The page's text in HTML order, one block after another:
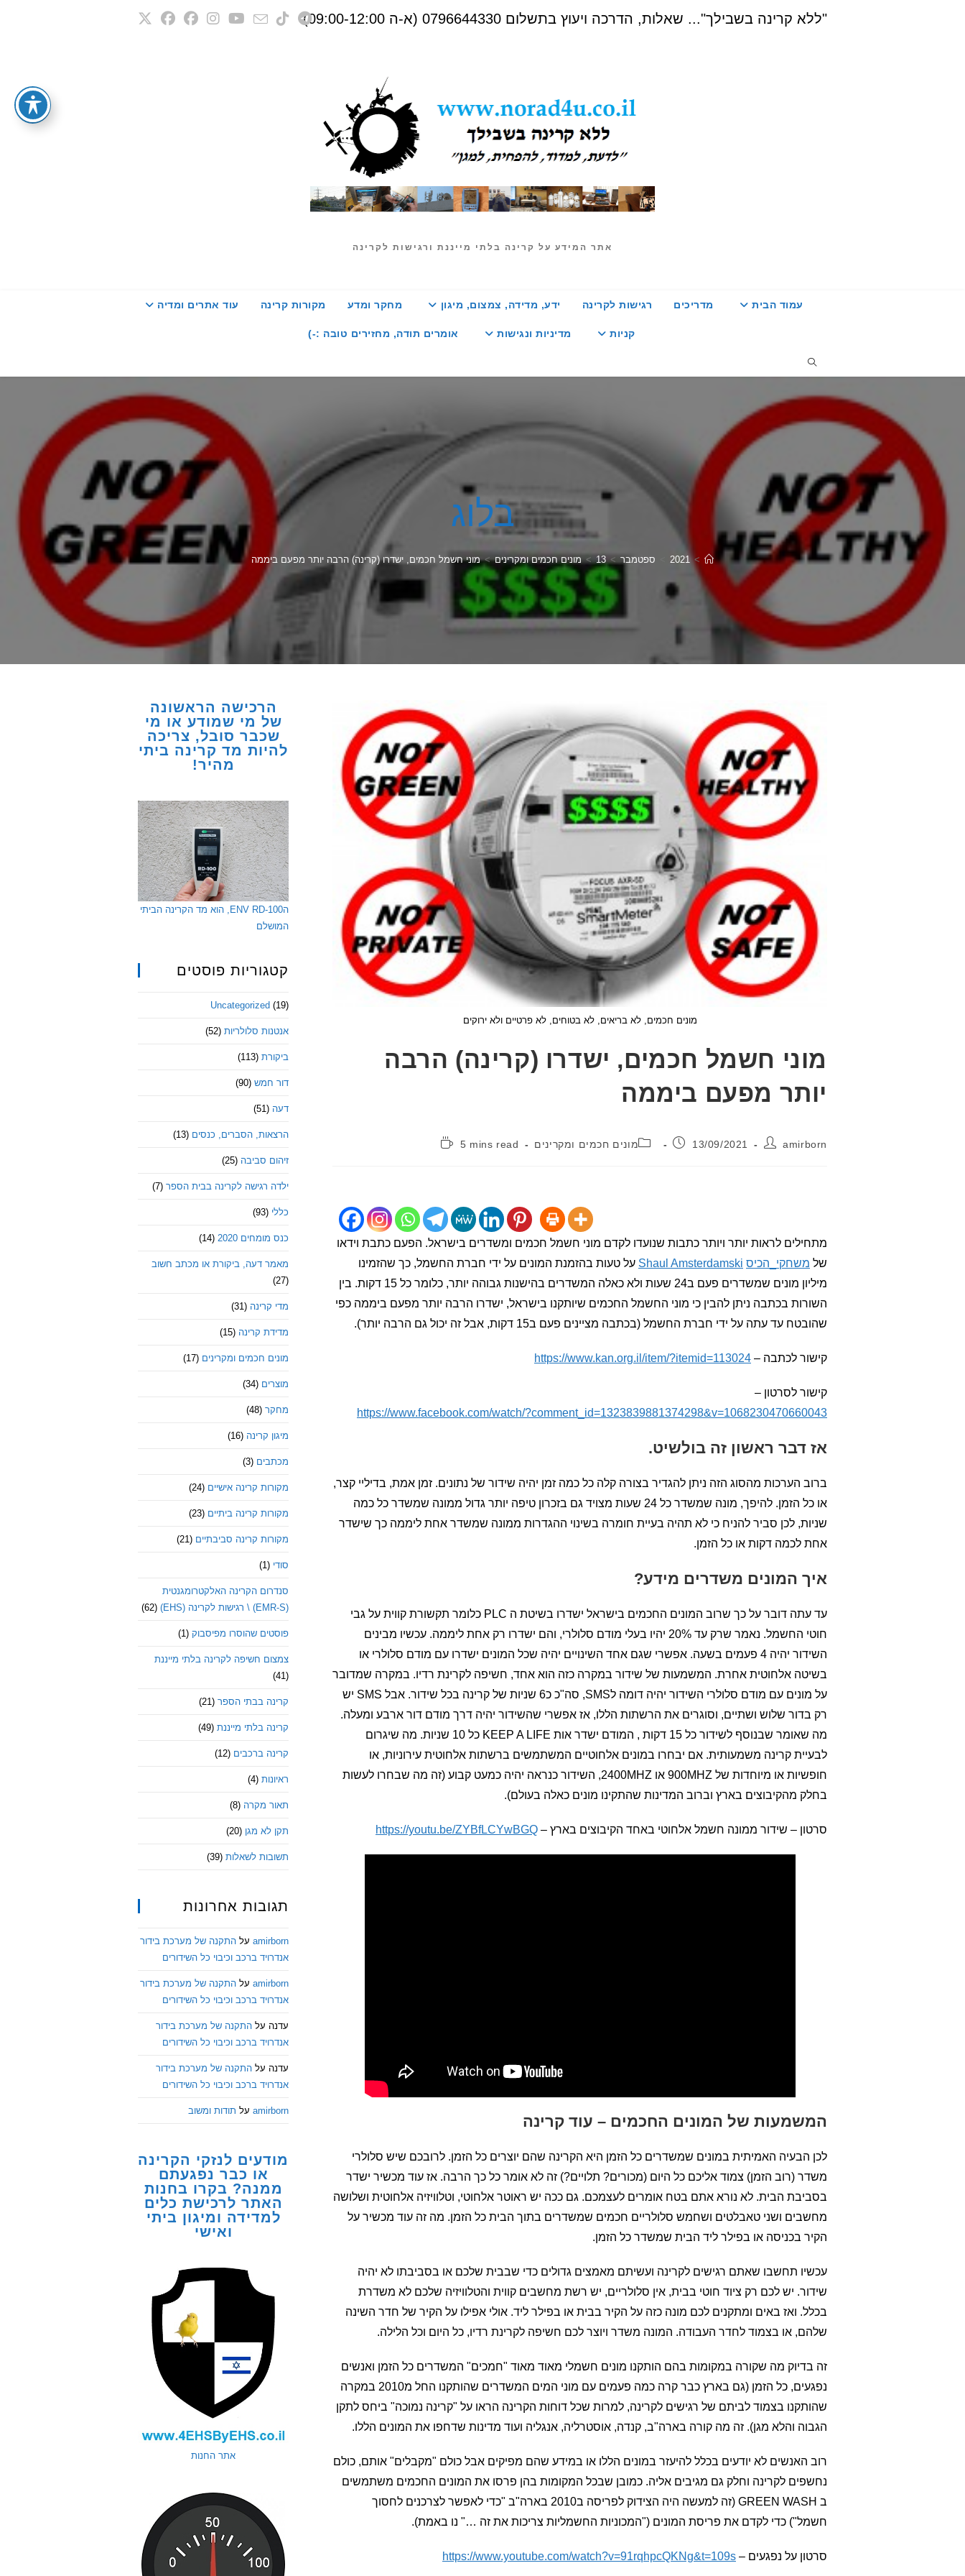
"ללא קרינה בשבילך"... שאלות, הדרכה ויעוץ בתשלום 0796644330 (א-ה 09:00-12:00)
אתר המידע על קרינה בלתי מייננת ורגישות לקרינה
עמוד הבית מדריכים רגישות לקרינה ידע, מדידה, צמצום, מיגון מחקר ומדע מקורות קרינה עוד אתרים ומדיה
קניות מדיניות ונגישות אומרים תודה, מחזירים טובה :-)
בלוג
>
2021 ספטמבר >
13
> מונים חכמים ומקרינים > מוני חשמל חכמים, ישדרו (קרינה) הרבה יותר מפעם ביממה
מונים חכמים, לא בריאים, לא בטוחים, לא פרטיים ולא ירוקים
מוני חשמל חכמים, ישדרו (קרינה) הרבה
יותר מפעם ביממה
מחבר:
amirborn פורסם:
13/09/2021 קטגוריה:
מונים חכמים ומקרינים
זמן
5 mins read
מתחילים לראות יותר ויותר כתבות שנועדו לקדם מוני חשמל חכמים ומשדרים בישראל. הפעם כתבת וידאו
של משחקי_הכיס Shaul Amsterdamski על טעות בהזמנת המונים על ידי חברת החשמל, כך שהזמינו
מיליון מונים שמשדרים פעם ב24 שעות ולא כאלה המשדרים בהישנות גבוהה יותר, כלומר כל 15 דקות. בין
השורות בכתבה ניתן להבין כי מוני החשמל החכמים שיותקנו בישראל, ישדרו הרבה יותר מפעם ביממה כפי
שהובטח עד עתה על ידי חברת החשמל (בכתבה מציינים פעם ב15 דקות, אבל זה יכול גם הרבה יותר).
קישור לכתבה – https://www.kan.org.il/item/?itemid=113024
קישור לסרטון –
https://www.facebook.com/watch/?comment_id=1323839881374298&v=1068230470660043
אז דבר ראשון זה בולשיט.
ברוב הערכות מהסוג הזה ניתן להגדיר בצורה קלה כל כמה זמן יהיה שידור של נתונים. זמן אמת, בדיליי קצר,
או כל הזמן. להיפך, מונה שמשדר כל 24 שעות מצויד גם בזכרון טיפה יותר גדול ממונה שמשדר כל כמה
שניות, לכן סביר להניח כי לא תהיה בעיית חומרה בשינוי ההגדרות ממונה שמשדר אחת ליממה כך שישדר
אחת לכמה דקות או כל הזמן.
איך המונים משדרים מידע?
עד עתה דובר על כך שרוב המונים החכמים בישראל ישדרו בשיטת ה PLC כלומר תקשורת קווית על גבי
חוטי החשמל. נאמר שרק עד 20% יהיו בעלי מודם סלולרי, והם ישדרו רק אחת ליממה. עכשיו מבינים
השידור יהיה 4 פעמים בשעה. אפשרי שגם אחד השינויים יהיה שכל המונים ישדרו עם מודם סלולרי או
בשיטה אלחוטית אחרת. המשמעות של שידור במקרה כזה הוא אחד, חשיפה לקרינת רדיו. במקרה שמדובר
על מונים עם מודם סלולרי השידור יהיה דומה לSMS, סה"כ כ6 שניות של קרינה בכל שידור. אבל SMS יש
רק בדור שלוש ושתיים, וסוגרים את הרשתות הללו, אז אפשרי שהשידור יהיה דרך מודם דור ארבע ומעלה.
מה שאומר שבנוסף לשידור כל 15 דקות , המודם ישדר אות KEEP A LIFE כל 10 שניות. מה שיגרום
לבעיית קרינה משמעותית. אם יבחרו במונים אלחוטיים המשתמשים ברשתות אלחוטית עירוניות, או
חופשיות או מיוחדות של 900MHZ או 2400MHZ, השידור כנראה יהיה כמעט קבוע (זה מה שבחרו לעשות
בחלק מהקיבוצים בארץ וברוב המדינות שהתקינו מונים כאלה בעולם).
סרטון – שידור ממונה חשמל אלחוטי באחד הקיבוצים בארץ – https://youtu.be/ZYBfLCYwBGQ
המשמעות של המונים החכמים – עוד קרינה
לכן הבעיה האמיתית במונים שמשדרים כל הזמן היא הקרינה שהם יוצרים כל הזמן. לרובכם שיש סלולרי
משדר (רוב הזמן) צמוד אליכם כל היום (מכורים? תלויים?) זה לא אומר כל כך הרבה. אז עוד מכשיר ישדר
בסביבת הבית. לא נורא אתם בטח אומרים לעצמכם. גם ככה יש ראוטר אלחוטי, וטלוויזיה אלחוטית ושלושה
מחשבים ושני טאבלטים ושחמש סלולריים חכמים שמשדרים בתוך הבית כל הזמן. מה זה עוד מכשיר על
הקיר בכניסה או בפילר ליד הבית שמשדר כל הזמן.
עכשיו תחשבו שאתם רגישים לקרינה ועשיתם מאמצים גדולים כדי שבבית שלכם או בסביבתו לא יהיה
שידור. יש לכם רק ציוד חוטי בבית, אין סלולריים, יש רשת מחשבים קווית והטלוויזיה שלכם לא משדרת
בכלל. ואז באים ומתקנים לכם מונה כזה על הקיר בבית או בפילר ליד. אולי אפילו על הקיר של חדר השינה
שלהם, או בצמוד לחדר העבודה. המונה משדר ויוצר לכם חשיפה לקרינת רדיו, כל היום וכל הלילה.
זה בדיוק מה שקורה במקומות בהם הותקנו מונים חשמלי מאוד מאוד "חמכים" המשדרים כל הזמן ואנשים
נפגעים, כל הזמן (גם בארץ כבר קרה כמה פעמים עם מוני המים המשדרים שהותקנו החל מ2010 במקרה
שהותקנו בצמוד לביתם של רגישים לקרינה, למרות שכל דוחות הקרינה הראו על "קרינה נמוכה" ביחס לתקן
הגבוה והלא מגן). זה מה קורה בארה"ב, קנדה, אוסטרליה, אנגליה ועוד מדינות שדחפו את המונים הללו.
רוב האנשים לא יודעים בכלל להיעזר במונים הללו או במידע שהם מפיקים אבל כולם "מקבלים" אותם, כולם
נחשפים לקרינה וחלק גם מגיבים אליה. כמובן שבכל המקומות בהן פרסו את המונים החכמים משתמשים
ב GREEN WASH (זה למעשה היה הצידוק לפריסה ב2010 בארה"ב "כדי לאפשר לצרכנים לחסוך
חשמל") כדי לקדם את פריסת המונים ("המכוניות החשמליות צריכות את זה …" נו באמת).
סרטון על נפגעים – https://www.youtube.com/watch?v=91rqhpcQKNg&t=109s
הרכישה הראשונה
של מי שמודע או מי
שכבר סובל, צריכה
להיות מד קרינה ביתי
מהיר!
הENV RD-100, הוא מד הקרינה הביתי
המושלם
קטגוריות פוסטים
Uncategorized (19)
אנטנות סלולריות (52)
ביקורת (113)
דור חמש (90)
דעה (51)
הרצאות, הסברים, כנסים (13)
זיהום סביבה (25)
ילדה רגישה לקרינה בבית הספר (7)
כללי (93)
כנס מומחים 2020 (14)
מאמר דעה, ביקורת או מכתב חשוב
(27)
מדי קרינה (31)
מדידת קרינה (15)
מונים חכמים ומקרינים (17)
מוצרים (34)
מחקר (48)
מיגון קרינה (16)
מכתבים (3)
מקורות קרינה אישיים (24)
מקורות קרינה ביתיים (23)
מקורות קרינה סביבתיים (21)
סודי (1)
סנדרום הקרינה האלקטרומגנטית
(EMR-S) \ רגישות לקרינה (EHS)
(62)
פוסטים שהוסרו מפיסבוק (1)
צמצום חשיפה לקרינה בלתי מייננת
(41)
קרינה בבתי הספר (21)
קרינה בלתי מייננת (49)
קרינה ברכבים (12)
ראיונות (4)
תאור מקרה (8)
תקן לא מגן (20)
תשובות לשאלות (39)
תגובות אחרונות
amirborn על התקנה של מערכת בידור
אנדרויד ברכב וכיבוי כל השידורים
amirborn על התקנה של מערכת בידור
אנדרויד ברכב וכיבוי כל השידורים
עדנה על התקנה של מערכת בידור
אנדרויד ברכב וכיבוי כל השידורים
עדנה על התקנה של מערכת בידור
אנדרויד ברכב וכיבוי כל השידורים
amirborn על תודות ומשוב
מודעים לנזקי הקרינה
או כבר נפגעתם
ממנה? בקרו בחנות
האתר לרכישת כלים
למדידה ומיגון ביתי
ואישי
אתר החנות